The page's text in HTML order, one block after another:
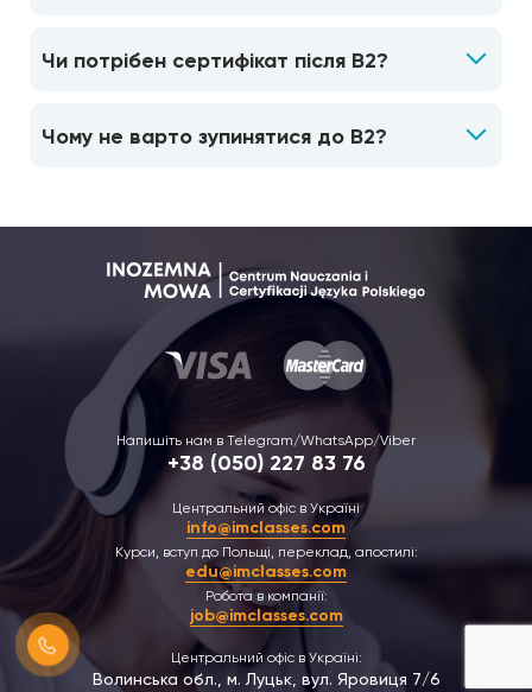
Чи потрібен сертифікат після B2?
Чому не варто зупинятися до B2?
Напишіть нам в Telegram/WhatsApp/Viber
+38 (050) 227 83 76
Центральний офіс в Україні
info@imclasses.com
Курси, вступ до Польщі, переклад, апостилі:
edu@imclasses.com
Робота в компанії:
job@imclasses.com
Центральний офіс в Україні:
Волинська обл., м. Луцьк, вул. Яровиця 7/6